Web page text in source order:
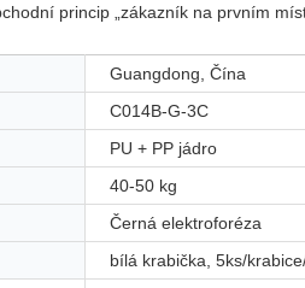
princip „zákazník na prvním
Guangdong, Čína
C014B-G-3C
PU + PP jádro
40-50 kg
Černá elektroforéza
bílá krabička, 5ks/